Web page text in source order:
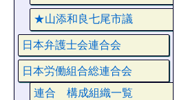
★山添和良七尾市議
日本弁護士会連合会
日本労働組合総連合会
連合 構成組織一覧